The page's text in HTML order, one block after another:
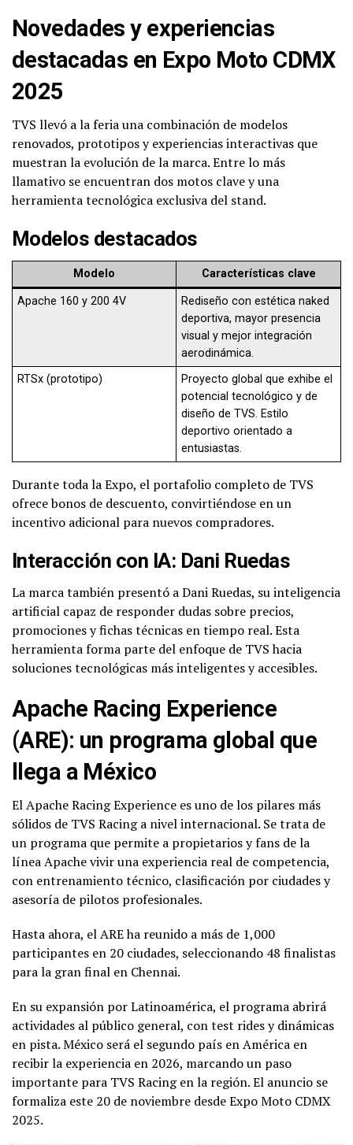
Novedades y experiencias
destacadas en Expo Moto CDMX
2025
TVS llevó a la feria una combinación de modelos
renovados, prototipos y experiencias interactivas que
muestran la evolución de la marca. Entre lo más
llamativo se encuentran dos motos clave y una
herramienta tecnológica exclusiva del stand.
Modelos destacados
Modelo Características clave
Apache 160 y 200 4V
Rediseño con estética naked
deportiva, mayor presencia
visual y mejor integración
aerodinámica.
RTSx (prototipo)
Proyecto global que exhibe el
potencial tecnológico y de
diseño de TVS. Estilo
deportivo orientado a
entusiastas.
Durante toda la Expo, el portafolio completo de TVS
ofrece bonos de descuento, convirtiéndose en un
incentivo adicional para nuevos compradores.
Interacción con IA: Dani Ruedas
La marca también presentó a Dani Ruedas, su inteligencia
artificial capaz de responder dudas sobre precios,
promociones y fichas técnicas en tiempo real. Esta
herramienta forma parte del enfoque de TVS hacia
soluciones tecnológicas más inteligentes y accesibles.
Apache Racing Experience
(ARE): un programa global que
llega a México
El Apache Racing Experience es uno de los pilares más
sólidos de TVS Racing a nivel internacional. Se trata de
un programa que permite a propietarios y fans de la
línea Apache vivir una experiencia real de competencia,
con entrenamiento técnico, clasificación por ciudades y
asesoría de pilotos profesionales.
Hasta ahora, el ARE ha reunido a más de 1,000
participantes en 20 ciudades, seleccionando 48 finalistas
para la gran final en Chennai.
En su expansión por Latinoamérica, el programa abrirá
actividades al público general, con test rides y dinámicas
en pista. México será el segundo país en América en
recibir la experiencia en 2026, marcando un paso
importante para TVS Racing en la región. El anuncio se
formaliza este 20 de noviembre desde Expo Moto CDMX
2025.